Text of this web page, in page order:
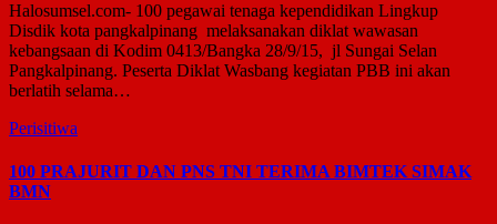
Halosumsel.com- 100 pegawai tenaga kependidikan Lingkup
Disdik kota pangkalpinang melaksanakan diklat wawasan
kebangsaan di Kodim 0413/Bangka 28/9/15, jl Sungai Selan
Pangkalpinang. Peserta Diklat Wasbang kegiatan PBB ini akan
berlatih selama…
Perisitiwa
100 PRAJURIT DAN PNS TNI TERIMA BIMTEK SIMAK
BMN